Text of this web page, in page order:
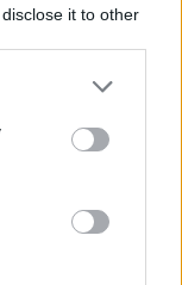
it to other
or more Google
You may click to
party tags to
in below Google
leído el itinerario
a nuestro estilo de
obtener
antes de la
Puedes